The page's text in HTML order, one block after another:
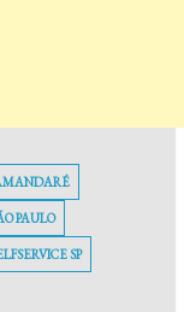
PAULO
SP